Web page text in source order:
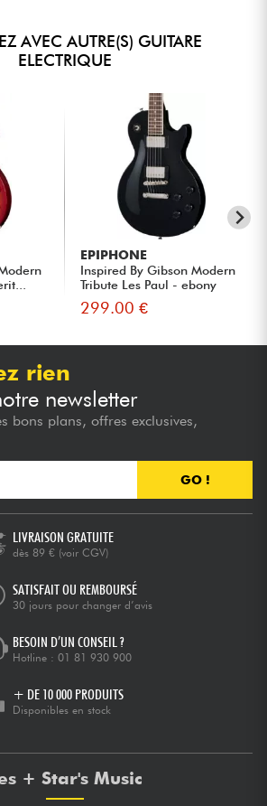
AVEC AUTRE(S) GUITARE
ELECTRIQUE
EPIPHONE
Inspired By Gibson Modern
Tribute Les Paul - ebony
299.00 €
rien
newsletter
bons plans, offres exclusives,
GO !
LIVRAISON GRATUITE
dès 89 € (voir CGV)
SATISFAIT OU REMBOURSÉ
30 jours pour changer d’avis
BESOIN D’UN CONSEIL ?
Hotline : 01 81 930 900
+ DE 10 000 PRODUITS
Disponibles en stock
+ Star's Music